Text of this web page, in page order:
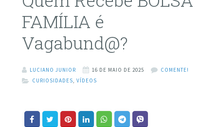
FAMÍLIA é
Vagabund@?
LUCIANO JUNIOR 16 DE MAIO DE 2025
COMENTE!
CURIOSIDADES VÍDEOS